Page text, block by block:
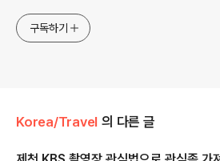
구독하기
Korea/Travel 의 다른 글